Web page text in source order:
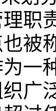
职
也被
一
广